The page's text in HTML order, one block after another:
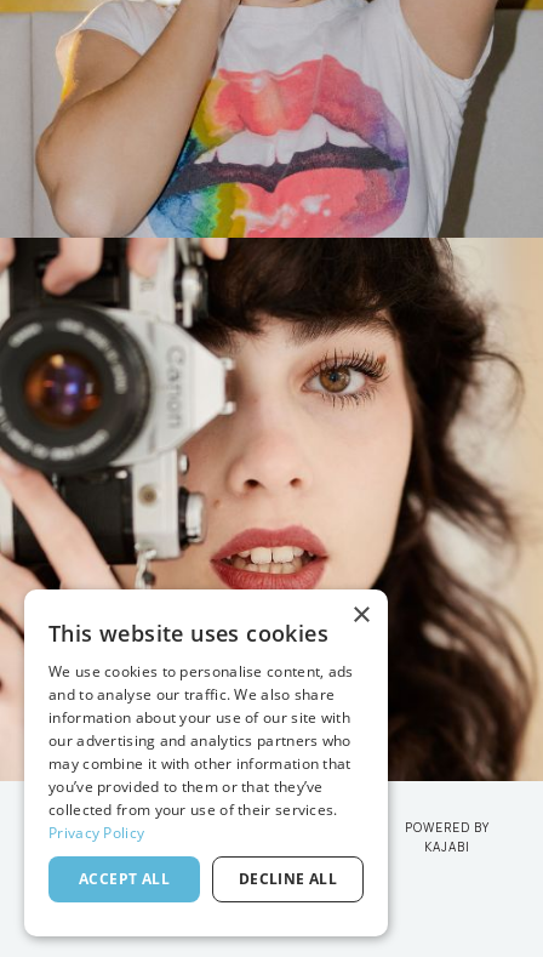
© 2026 VANESSA JOY
TERMS OF USE
PRIVACY POLICY
POWERED BY
KAJABI
×
This website uses cookies
We use cookies to personalise content, ads
and to analyse our traffic. We also share
information about your use of our site with
our advertising and analytics partners who
may combine it with other information that
you’ve provided to them or that they’ve
collected from your use of their services.
Privacy Policy
ACCEPT ALL DECLINE ALL